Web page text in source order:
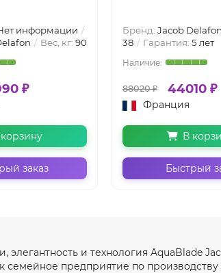
информации
Вес, кг: 90
₽
заказ
Бренд: Jacob Delafon
38
Гарантия: 5 лет
88020 ₽ 44010 ₽
Франция
В
Быстрый
и технология AquaBlade
предприятие по производству